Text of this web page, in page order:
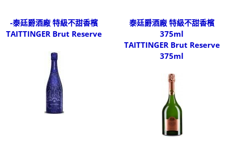
-泰廷爵酒廠 特級不甜香檳
TAITTINGER Brut Reserve
泰廷爵酒廠 特級不甜香檳
375ml
TAITTINGER Brut Reserve
375ml